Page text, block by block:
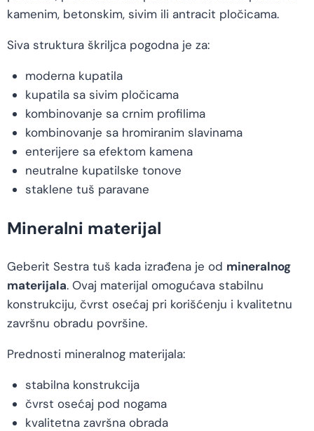
kamenim, betonskim, sivim ili antracit pločicama.
Siva struktura škriljca pogodna je za:
moderna kupatila
kupatila sa sivim pločicama
kombinovanje sa crnim profilima
kombinovanje sa hromiranim slavinama
enterijere sa efektom kamena
neutralne kupatilske tonove
staklene tuš paravane
Mineralni materijal
Geberit Sestra tuš kada izrađena je od mineralnog
materijala. Ovaj materijal omogućava stabilnu
konstrukciju, čvrst osećaj pri korišćenju i kvalitetnu
završnu obradu površine.
Prednosti mineralnog materijala:
stabilna konstrukcija
čvrst osećaj pod nogama
kvalitetna završna obrada